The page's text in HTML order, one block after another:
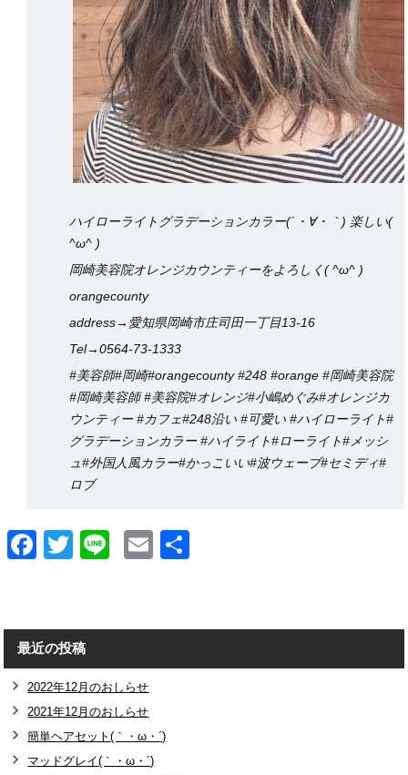
ハイローライトグラデーションカラー(´・∀・｀) 楽しい(
^ω^ )
岡崎美容院オレンジカウンティーをよろしく( ^ω^ )
orangecounty
address→愛知県岡崎市庄司田一丁目13-16
Tel→0564-73-1333
#美容師#岡崎#orangecounty #248 #orange #岡崎美容院
#岡崎美容師 #美容院#オレンジ#小嶋めぐみ#オレンジカ
ウンティー #カフェ#248沿い #可愛い #ハイローライト#
グラデーションカラー #ハイライト#ローライト#メッシ
ュ#外国人風カラー#かっこいい#波ウェーブ#セミディ#
ロブ
Facebook
Twitter
LineEmail
最近の投稿
2022年12月のおしらせ
2021年12月のおしらせ
簡単ヘアセット(｀・ω・´)
マッドグレイ(｀・ω・´)